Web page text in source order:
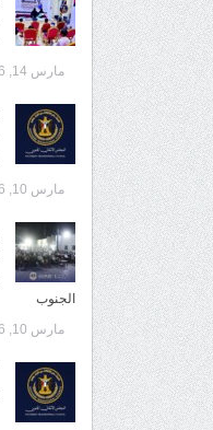
مارس 14, 2026
مارس 10, 2026
الجنوب
مارس 10, 2026